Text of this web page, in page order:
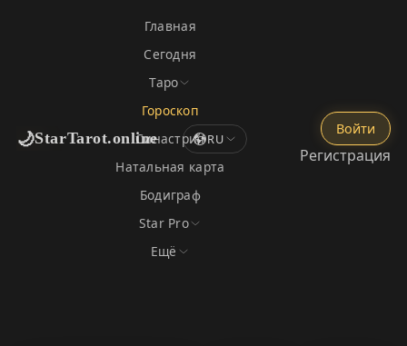
🌙StarTarot.online
Главная
Сегодня
Таро
Гороскоп
Синастрия
Натальная карта
Бодиграф
Star Pro
Ещё
RU
Войти
Регистрация